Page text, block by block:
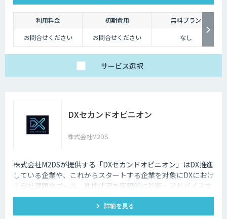
利用料金 初期費用
無料プラン
お問合せください
お問合せください なし
サービス選択
DXセカンドオピニオン
株式会社M2DS
株式会社M2DSが提供する「DXセカンドオピニオン」はDX推進
している企業や、これからスタートする企業を対象にDXにおけ
る自社課題やゴール、進捗状況を客観的に診断・アドバイスす
るサービスです
詳細を見る